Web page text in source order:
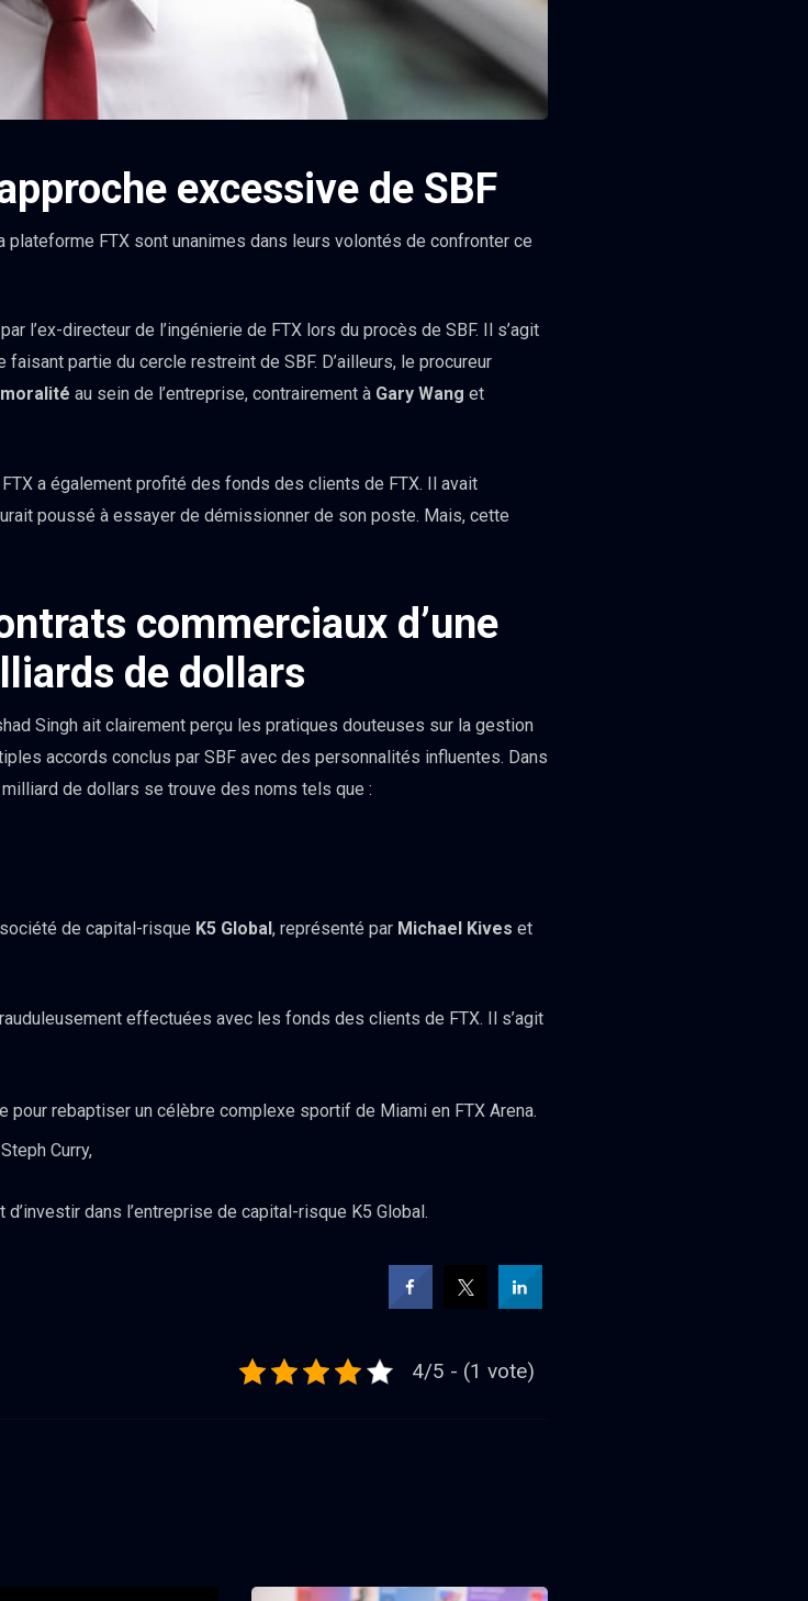
excessive de SBF
FTX sont unanimes dans leurs volontés de confronter ce
l’ex-directeur de l’ingénierie de FTX lors du procès de SBF. Il s’agit
partie du cercle restreint de SBF. D’ailleurs, le procureur
au sein de l’entreprise, contrairement à Gary Wang et
a également profité des fonds des clients de FTX. Il avait
poussé à essayer de démissionner de son poste. Mais, cette
commerciaux d’une
de dollars
Singh ait clairement perçu les pratiques douteuses sur la gestion
accords conclus par SBF avec des personnalités influentes. Dans
de dollars se trouve des noms tels que :
de capital-risque K5 Global, représenté par Michael Kives et
effectuées avec les fonds des clients de FTX. Il s’agit
pour rebaptiser un célèbre complexe sportif de Miami en FTX Arena.
Curry,
d’investir dans l’entreprise de capital-risque K5 Global.
4/5 - (1 vote)